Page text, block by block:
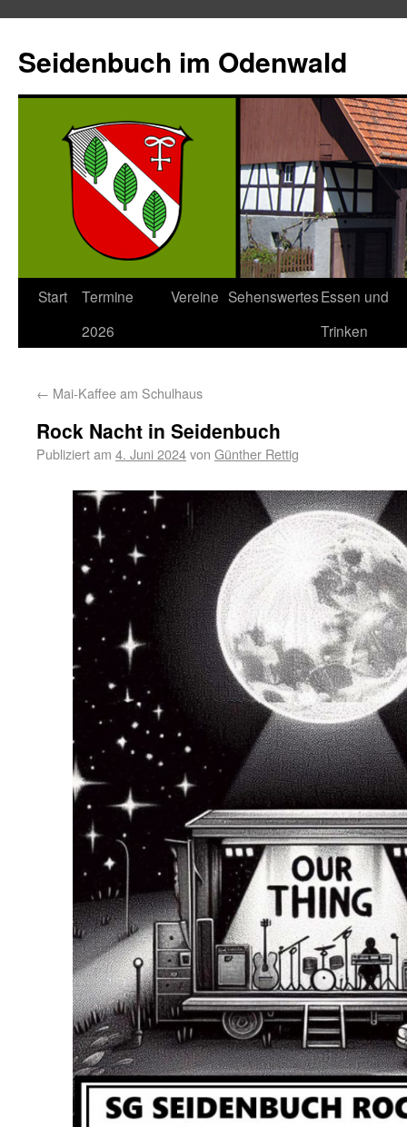
Seidenbuch im Odenwald
Start
Termine
2026
Vereine SehenswertesEssen und
Trinken
← Mai-Kaffee am Schulhaus
Rock Nacht in Seidenbuch
Publiziert am 4. Juni 2024von Günther Rettig